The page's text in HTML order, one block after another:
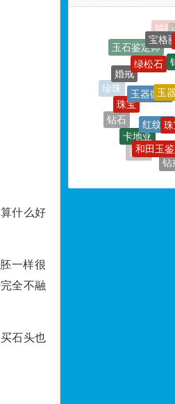
什么好
一样很
全不融
石头也
宝格
珍珠
婚戒
绿松石
黄金
钻石
珠宝
玉器微商
玉
和田玉
碧玺
卡地亚
红纹石
钻
和田玉